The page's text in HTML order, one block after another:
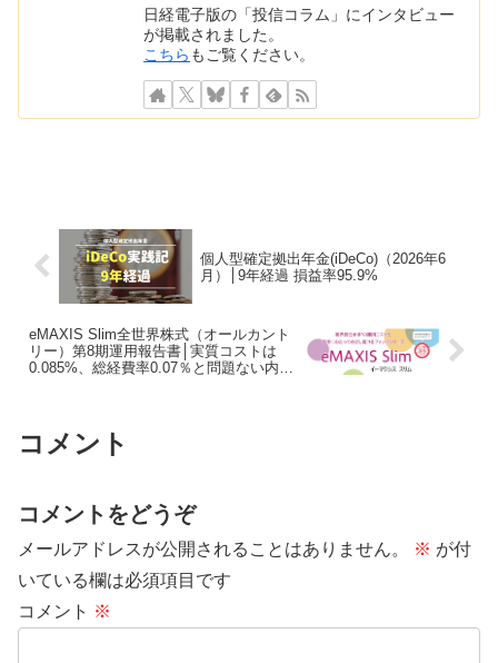
日経電子版の「投信コラム」にインタビュー
が掲載されました。
こちら もご覧ください。
個人型確定拠出年金(iDeCo)（2026年6
月）│9年経過 損益率95.9%
eMAXIS Slim全世界株式（オールカント
リー）第8期運用報告書│実質コストは
0.085%、総経費率0.07％と問題ない内容
コメント
コメントをどうぞ
メールアドレスが公開されることはありません。 ※ が付
いている欄は必須項目です
コメント ※